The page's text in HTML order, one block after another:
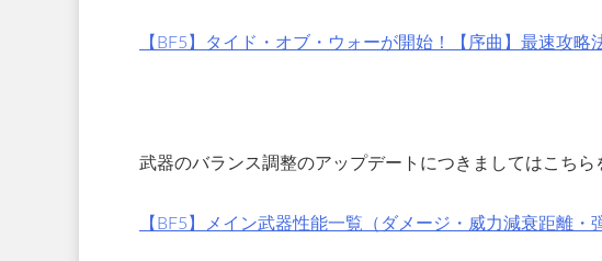
【BF5】タイド・オブ・ウォーが開始！【序曲】最速攻
武器のバランス調整のアップデートにつきましてはこちら
【BF5】メイン武器性能一覧（ダメージ・威力減衰距離・